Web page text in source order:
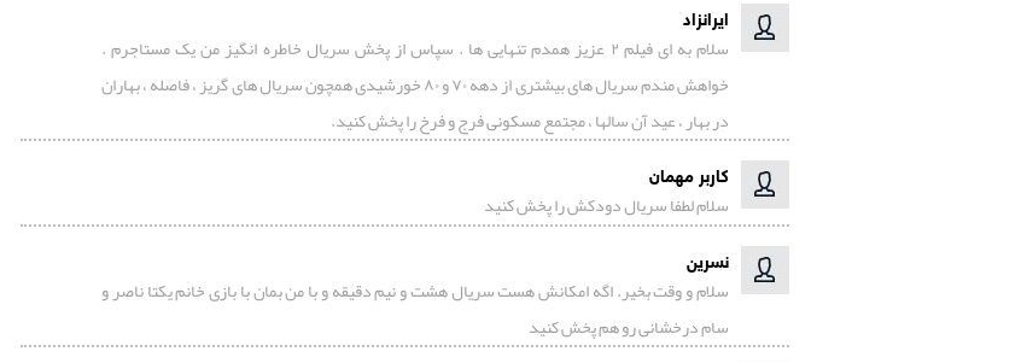
ایرانزاد
سلام به ای فیلم ۲ عزیز همدم تنهایی ها . سپاس از پخش سریال خاطره انگیز من یک مستاجرم .
خواهش مندم سریال های بیشتری از دهه ۷۰ و ۸۰ خورشیدی همچون سریال های گریز ، فاصله ، بهاران
در بهار ، عید آن سالها ، مجتمع مسکونی فرج و فرخ را پخش کنید.
کاربر مهمان
سلام لطفا سریال دودکش را پخش کنید
نسرین
سلام و وقت بخیر. اگه امکانش هست سریال هشت و نیم دقیقه و با من بمان با بازی خانم یکتا ناصر و
سام درخشانی رو هم پخش کنید